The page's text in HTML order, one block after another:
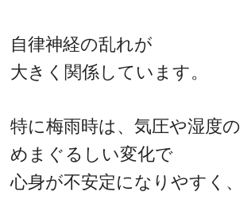
自律神経の乱れが
大きく関係しています。
特に梅雨時は、気圧や湿度の
めまぐるしい変化で
心身が不安定になりやすく、